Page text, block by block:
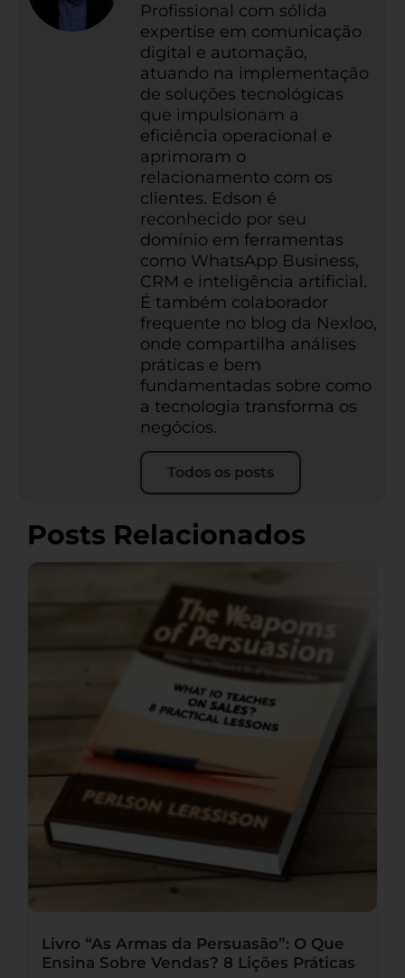
Profissional com sólida
expertise em comunicação
digital e automação,
atuando na implementação
de soluções tecnológicas
que impulsionam a
eficiência operacional e
aprimoram o
relacionamento com os
clientes. Edson é
reconhecido por seu
domínio em ferramentas
como WhatsApp Business,
CRM e inteligência artificial.
É também colaborador
frequente no blog da Nexloo,
onde compartilha análises
práticas e bem
fundamentadas sobre como
a tecnologia transforma os
negócios.
Todos os posts
Posts Relacionados
Livro “As Armas da Persuasão”: O Que
Ensina Sobre Vendas? 8 Lições Práticas